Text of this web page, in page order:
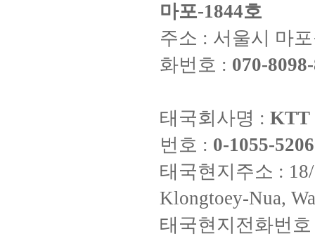
마포-1844호
주소 : 서울시 마
화번호 : 070-
태국회사명 : KTT
번호 : 0-1055-
태국현지주소 :
Klongtoey-Nua,
태국현지전화번